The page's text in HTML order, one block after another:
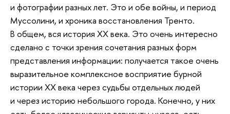
и фотографии разных лет. Это и обе войны, и период
Муссолини, и хроника восстановления Тренто.
В общем, вся история ХХ века. Это очень интересно
сделано с точки зрения сочетания разных форм
представления информации: получается такое очень
выразительное комплексное восприятие бурной
истории ХХ века через судьбы отдельных людей
и через историю небольшого города. Конечно, у них